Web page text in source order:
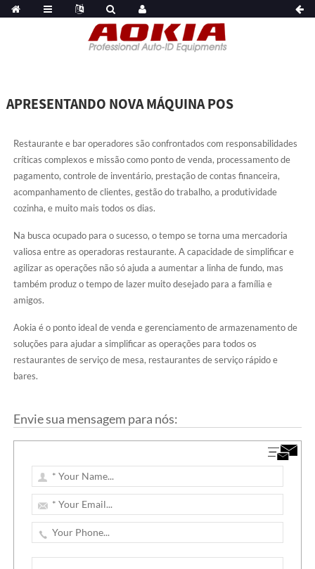
APRESENTANDO NOVA MÁQUINA POS
Restaurante e bar operadores são confrontados com responsabilidades
críticas complexos e missão como ponto de venda, processamento de
pagamento, controle de inventário, prestação de contas financeira,
acompanhamento de clientes, gestão do trabalho, a produtividade
cozinha, e muito mais todos os dias.
Na busca ocupado para o sucesso, o tempo se torna uma mercadoria
valiosa entre as operadoras restaurante. A capacidade de simplificar e
agilizar as operações não só ajuda a aumentar a linha de fundo, mas
também produz o tempo de lazer muito desejado para a família e
amigos.
Aokia é o ponto ideal de venda e gerenciamento de armazenamento de
soluções para ajudar a simplificar as operações para todos os
restaurantes de serviço de mesa, restaurantes de serviço rápido e
bares.
Envie sua mensagem para nós: